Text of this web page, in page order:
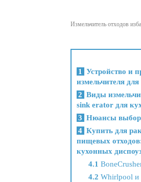
Измельчитель отходов
1
Устройство и
измельчителя
2 Виды
sink erator для
3 Нюансы
4 Купить для
пищевых
кухонных
4.1
4.2 Whirlpool и